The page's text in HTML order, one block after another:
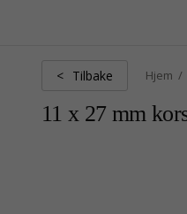
< Tilbake Hjem
11 x 27 mm